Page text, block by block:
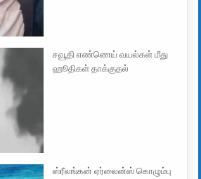
சவூதி எண்ணெய் வயல்கள் மீது
ஹூதிகள் தாக்குதல்
ஸ்ரீலங்கன் ஏர்லைன்ஸ் கொழும்பு